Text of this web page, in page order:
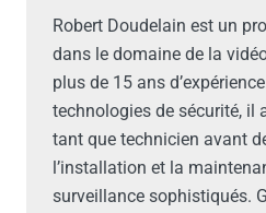
Robert Doudelain est un
dans le domaine de la
plus de 15 ans
technologies de sécurité, il
tant que technicien avant
l’installation et la
surveillance sophistiqués.